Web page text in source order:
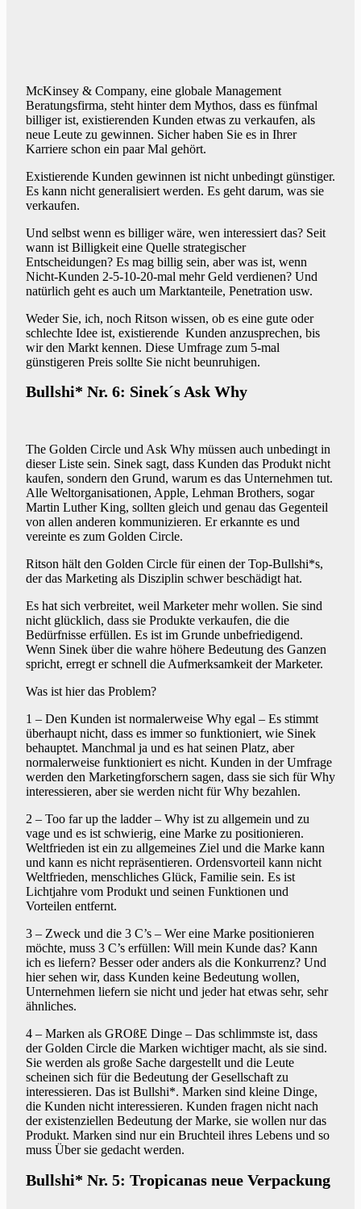
McKinsey & Company, eine globale Management
Beratungsfirma, steht hinter dem Mythos, dass es fünfmal
billiger ist, existierenden Kunden etwas zu verkaufen, als
neue Leute zu gewinnen. Sicher haben Sie es in Ihrer
Karriere schon ein paar Mal gehört.
Existierende Kunden gewinnen ist nicht unbedingt günstiger.
Es kann nicht generalisiert werden. Es geht darum, was sie
verkaufen.
Und selbst wenn es billiger wäre, wen interessiert das? Seit
wann ist Billigkeit eine Quelle strategischer
Entscheidungen? Es mag billig sein, aber was ist, wenn
Nicht-Kunden 2-5-10-20-mal mehr Geld verdienen? Und
natürlich geht es auch um Marktanteile, Penetration usw.
Weder Sie, ich, noch Ritson wissen, ob es eine gute oder
schlechte Idee ist, existierende Kunden anzusprechen, bis
wir den Markt kennen. Diese Umfrage zum 5-mal
günstigeren Preis sollte Sie nicht beunruhigen.
Bullshi* Nr. 6: Sinek´s Ask Why
The Golden Circle und Ask Why müssen auch unbedingt in
dieser Liste sein. Sinek sagt, dass Kunden das Produkt nicht
kaufen, sondern den Grund, warum es das Unternehmen tut.
Alle Weltorganisationen, Apple, Lehman Brothers, sogar
Martin Luther King, sollten gleich und genau das Gegenteil
von allen anderen kommunizieren. Er erkannte es und
vereinte es zum Golden Circle.
Ritson hält den Golden Circle für einen der Top-Bullshi*s,
der das Marketing als Disziplin schwer beschädigt hat.
Es hat sich verbreitet, weil Marketer mehr wollen. Sie sind
nicht glücklich, dass sie Produkte verkaufen, die die
Bedürfnisse erfüllen. Es ist im Grunde unbefriedigend.
Wenn Sinek über die wahre höhere Bedeutung des Ganzen
spricht, erregt er schnell die Aufmerksamkeit der Marketer.
Was ist hier das Problem?
1 – Den Kunden ist normalerweise Why egal – Es stimmt
überhaupt nicht, dass es immer so funktioniert, wie Sinek
behauptet. Manchmal ja und es hat seinen Platz, aber
normalerweise funktioniert es nicht. Kunden in der Umfrage
werden den Marketingforschern sagen, dass sie sich für Why
interessieren, aber sie werden nicht für Why bezahlen.
2 – Too far up the ladder – Why ist zu allgemein und zu
vage und es ist schwierig, eine Marke zu positionieren.
Weltfrieden ist ein zu allgemeines Ziel und die Marke kann
und kann es nicht repräsentieren. Ordensvorteil kann nicht
Weltfrieden, menschliches Glück, Familie sein. Es ist
Lichtjahre vom Produkt und seinen Funktionen und
Vorteilen entfernt.
3 – Zweck und die 3 C’s – Wer eine Marke positionieren
möchte, muss 3 C’s erfüllen: Will mein Kunde das? Kann
ich es liefern? Besser oder anders als die Konkurrenz? Und
hier sehen wir, dass Kunden keine Bedeutung wollen,
Unternehmen liefern sie nicht und jeder hat etwas sehr, sehr
ähnliches.
4 – Marken als GROßE Dinge – Das schlimmste ist, dass
der Golden Circle die Marken wichtiger macht, als sie sind.
Sie werden als große Sache dargestellt und die Leute
scheinen sich für die Bedeutung der Gesellschaft zu
interessieren. Das ist Bullshi*. Marken sind kleine Dinge,
die Kunden nicht interessieren. Kunden fragen nicht nach
der existenziellen Bedeutung der Marke, sie wollen nur das
Produkt. Marken sind nur ein Bruchteil ihres Lebens und so
muss Über sie gedacht werden.
Bullshi* Nr. 5: Tropicanas neue Verpackung